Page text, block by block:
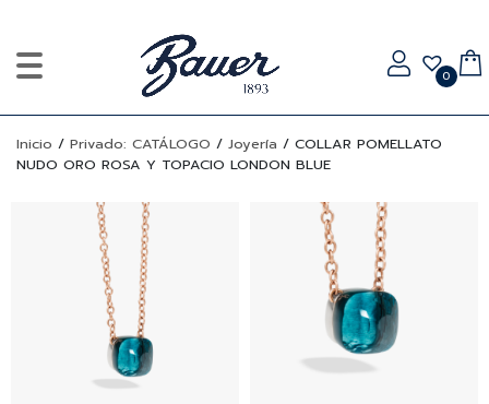
0
Inicio / Privado: CATÁLOGO / Joyería / COLLAR POMELLATO
NUDO ORO ROSA Y TOPACIO LONDON BLUE